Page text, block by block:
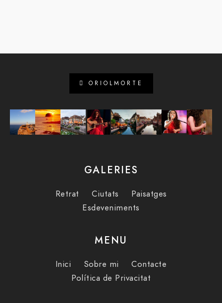
ORIOLMORTE
GALERIES
Retrat Ciutats
Paisatges
Esdeveniments
MENU
Inici Sobre mi
Contacte
Política de Privacitat